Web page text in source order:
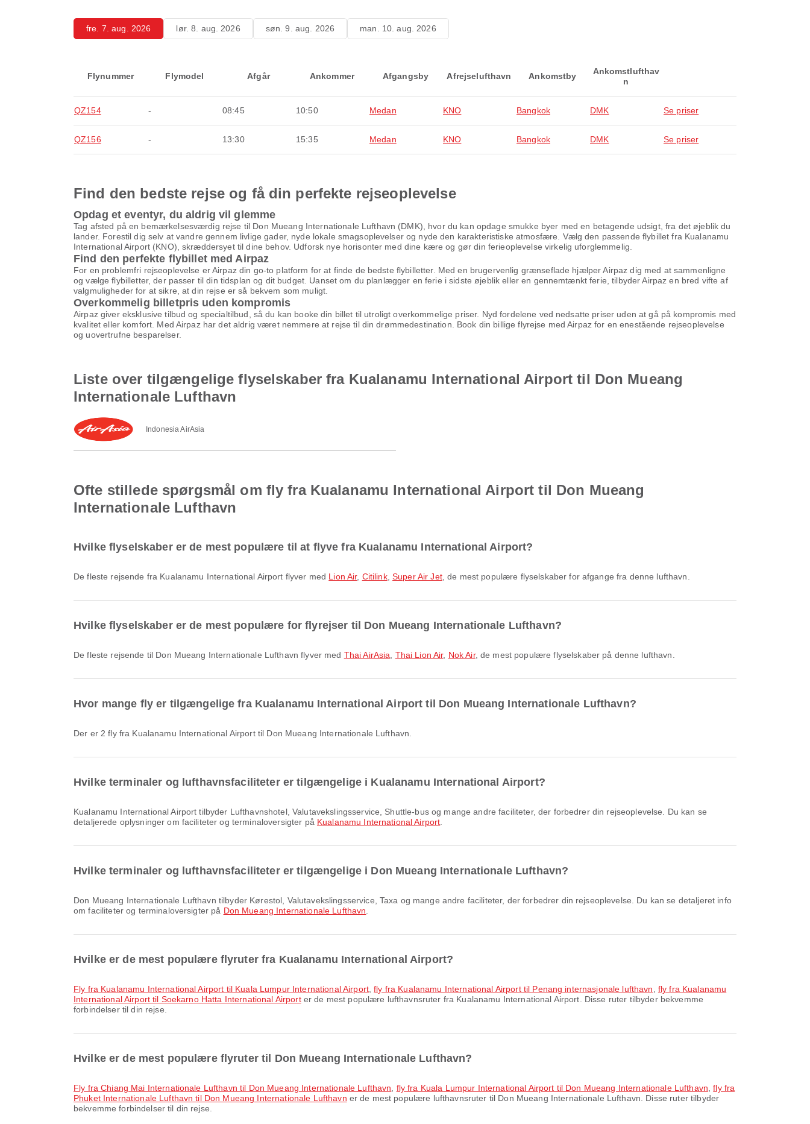
fre. 7. aug. 2026 lør. 8. aug. 2026 søn. 9. aug. 2026 man. 10. aug. 2026
Flynummer Flymodel Afgår Ankommer Afgangsby Afrejselufthavn Ankomstby
Ankomstlufthav
n
QZ154 - 08:45 10:50 Medan KNO Bangkok DMK Se priser
QZ156 - 13:30 15:35 Medan KNO Bangkok DMK Se priser
Find den bedste rejse og få din perfekte rejseoplevelse
Opdag et eventyr, du aldrig vil glemme
Tag afsted på en bemærkelsesværdig rejse til Don Mueang Internationale Lufthavn (DMK), hvor du kan opdage smukke byer med en betagende udsigt, fra det øjeblik du
lander. Forestil dig selv at vandre gennem livlige gader, nyde lokale smagsoplevelser og nyde den karakteristiske atmosfære. Vælg den passende flybillet fra Kualanamu
International Airport (KNO), skræddersyet til dine behov. Udforsk nye horisonter med dine kære og gør din ferieoplevelse virkelig uforglemmelig.
Find den perfekte flybillet med Airpaz
For en problemfri rejseoplevelse er Airpaz din go-to platform for at finde de bedste flybilletter. Med en brugervenlig grænseflade hjælper Airpaz dig med at sammenligne
og vælge flybilletter, der passer til din tidsplan og dit budget. Uanset om du planlægger en ferie i sidste øjeblik eller en gennemtænkt ferie, tilbyder Airpaz en bred vifte af
valgmuligheder for at sikre, at din rejse er så bekvem som muligt.
Overkommelig billetpris uden kompromis
Airpaz giver eksklusive tilbud og specialtilbud, så du kan booke din billet til utroligt overkommelige priser. Nyd fordelene ved nedsatte priser uden at gå på kompromis med
kvalitet eller komfort. Med Airpaz har det aldrig været nemmere at rejse til din drømmedestination. Book din billige flyrejse med Airpaz for en enestående rejseoplevelse
og uovertrufne besparelser.
Liste over tilgængelige flyselskaber fra Kualanamu International Airport til Don Mueang
Internationale Lufthavn
Indonesia AirAsia
Ofte stillede spørgsmål om fly fra Kualanamu International Airport til Don Mueang
Internationale Lufthavn
Hvilke flyselskaber er de mest populære til at flyve fra Kualanamu International Airport?
De fleste rejsende fra Kualanamu International Airport flyver med Lion Air, Citilink,Super Air Jet, de mest populære flyselskaber for afgange fra denne lufthavn.
Hvilke flyselskaber er de mest populære for flyrejser til Don Mueang Internationale Lufthavn?
De fleste rejsende til Don Mueang Internationale Lufthavn flyver med Thai AirAsia Thai Lion Air, Nok Air, de mest populære flyselskaber på denne lufthavn.
Hvor mange fly er tilgængelige fra Kualanamu International Airport til Don Mueang Internationale Lufthavn?
Der er 2 fly fra Kualanamu International Airport til Don Mueang Internationale Lufthavn.
Hvilke terminaler og lufthavnsfaciliteter er tilgængelige i Kualanamu International Airport?
Kualanamu International Airport tilbyder Lufthavnshotel, Valutavekslingsservice, Shuttle-bus og mange andre faciliteter, der forbedrer din rejseoplevelse. Du kan se
detaljerede oplysninger om faciliteter og terminaloversigter på Kualanamu International Airport
Hvilke terminaler og lufthavnsfaciliteter er tilgængelige i Don Mueang Internationale Lufthavn?
Don Mueang Internationale Lufthavn tilbyder Kørestol, Valutavekslingsservice, Taxa og mange andre faciliteter, der forbedrer din rejseoplevelse. Du kan se detaljeret info
om faciliteter og terminaloversigter på Don Mueang Internationale Lufthavn
Hvilke er de mest populære flyruter fra Kualanamu International Airport?
fly fra Kualanamu International Airport til Kuala Lumpur International Airport,fly fra Kualanamu International Airport til Penang internasjonale lufthavn
fly fra Kualanamu
International Airport til Soekarno Hatta International Airporter de mest populære lufthavnsruter fra Kualanamu International Airport. Disse ruter tilbyder bekvemme
forbindelser til din rejse.
Hvilke er de mest populære flyruter til Don Mueang Internationale Lufthavn?
fly fra Chiang Mai Internationale Lufthavn til Don Mueang Internationale Lufthavn fly fra Kuala Lumpur International Airport til Don Mueang Internationale Lufthavn ,fly fra
Phuket Internationale Lufthavn til Don Mueang Internationale Lufthavn er de mest populære lufthavnsruter til Don Mueang Internationale Lufthavn. Disse ruter tilbyder
bekvemme forbindelser til din rejse.